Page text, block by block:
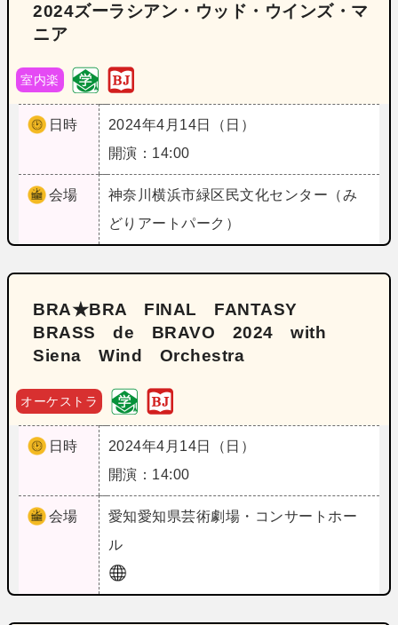
2024ズーラシアン・ウッド・ウインズ・マ
ニア
室内楽
日時
2024年4月14日（日）
開演：14:00
会場 神奈川横浜市緑区民文化センター（み
どりアートパーク）
BRA★BRA FINAL FANTASY
BRASS de BRAVO 2024 with
Siena Wind Orchestra
オーケストラ
日時
2024年4月14日（日）
開演：14:00
会場 愛知愛知県芸術劇場・コンサートホー
ル